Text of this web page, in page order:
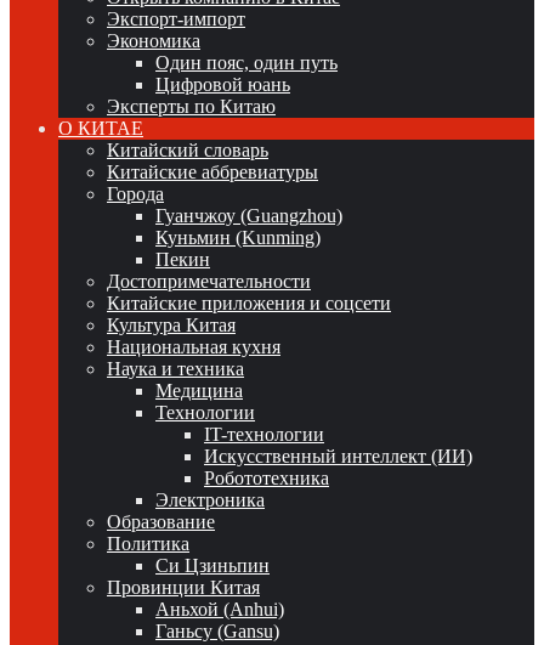
Экспорт-импорт
Экономика
Один пояс, один путь
Цифровой юань
Эксперты по Китаю
О КИТАЕ
Китайский словарь
Китайские аббревиатуры
Города
Гуанчжоу (Guangzhou)
Куньмин (Kunming)
Пекин
Достопримечательности
Китайские приложения и соцсети
Культура Китая
Национальная кухня
Наука и техника
Медицина
Технологии
IT-технологии
Искусственный интеллект (ИИ)
Робототехника
Электроника
Образование
Политика
Си Цзиньпин
Провинции Китая
Аньхой (Anhui)
Ганьсу (Gansu)